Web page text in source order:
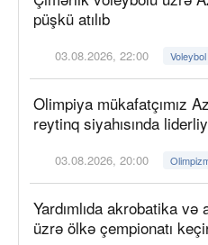
püşkü atılıb
03.08.2026, 22:00 Voleybol
Olimpiya mükafatçımız
reytinq siyahısında
03.08.2026, 20:00
Yardımlıda akrobatika
üzrə ölkə çempionatı